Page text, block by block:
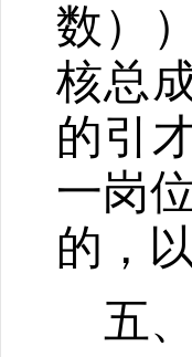
数）
核总
的引
一岗
的，
五